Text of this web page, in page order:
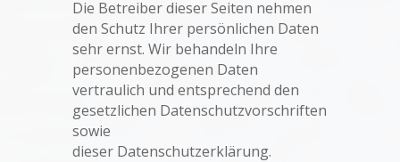
Die Betreiber dieser Seiten nehmen
den Schutz Ihrer persönlichen Daten
sehr ernst. Wir behandeln Ihre
personenbezogenen Daten
vertraulich und entsprechend den
gesetzlichen Datenschutzvorschriften
sowie
dieser Datenschutzerklärung.